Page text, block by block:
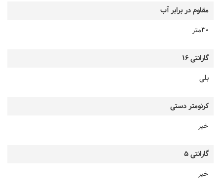
مقاوم در برابر آب
30متر
گارانتی 16
بلی
کرنومتر دستی
خیر
گارانتی 5
خیر